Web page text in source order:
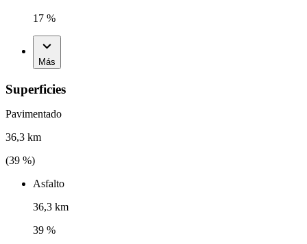
17 %
Más
Superficies
Pavimentado
36,3 km
(39 %)
Asfalto
36,3 km
39 %